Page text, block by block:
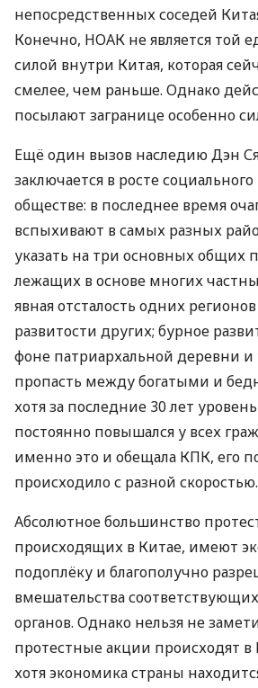
непосредственных соседей
Конечно, НОАК не является той
силой внутри Китая, которая
смелее, чем раньше. Однако
посылают загранице особенно
Ещё один вызов наследию Дэн
заключается в росте
обществе: в последнее время
вспыхивают в самых разных
указать на три основных общих
лежащих в основе многих
явная отсталость одних
развитости других; бурное
фоне патриархальной деревни
пропасть между богатыми и
хотя за последние 30 лет
постоянно повышался у всех
именно это и обещала КПК, его
происходило с разной скоростью.
Абсолютное большинство
происходящих в Китае, имеют
подоплёку и благополучно
вмешательства
органов. Однако нельзя не
протестные акции происходят в
хотя экономика страны